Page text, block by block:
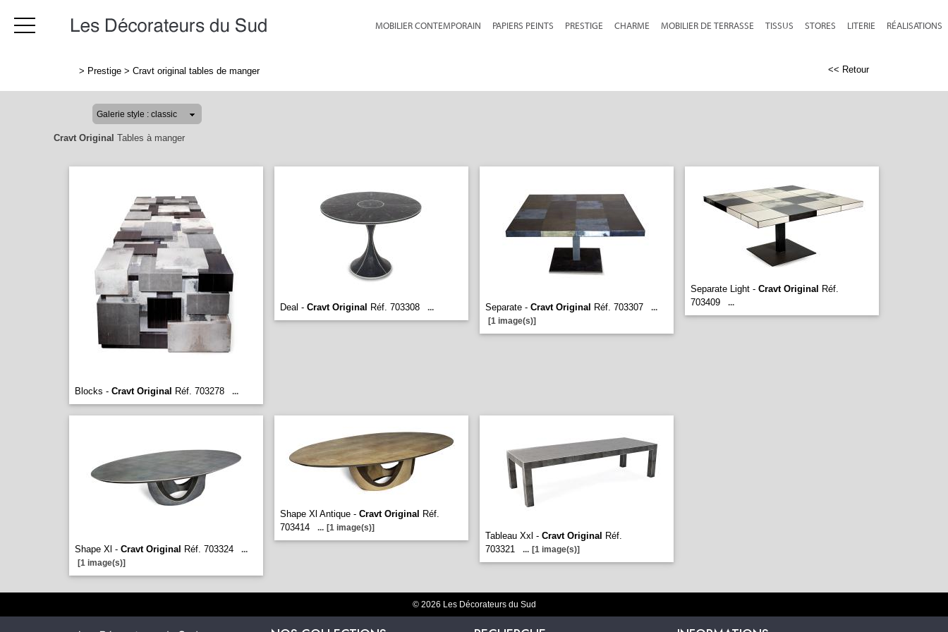
MOBILIER CONTEMPORAIN PAPIERS PEINTS PRESTIGE CHARME MOBILIER DE TERRASSE TISSUS STORES LITERIE RÉALISATIONS
> Prestige > Cravt original tables de manger << Retour
Cravt Original Tables à manger
Blocks - Cravt Original Réf. 703278 ...
Deal - Cravt Original Réf. 703308 ... Separate - Cravt Original Réf. 703307
...
[1 image(s)]
Separate Light - Cravt Original Réf.
703409
...
Shape Xl - Cravt Original Réf. 703324
...
[1 image(s)]
Shape Xl Antique - Cravt Original Réf.
703414
... [1 image(s)]
Tableau Xxl - Cravt Original Réf.
703321
... [1 image(s)]
© 2026 Les Décorateurs du Sud